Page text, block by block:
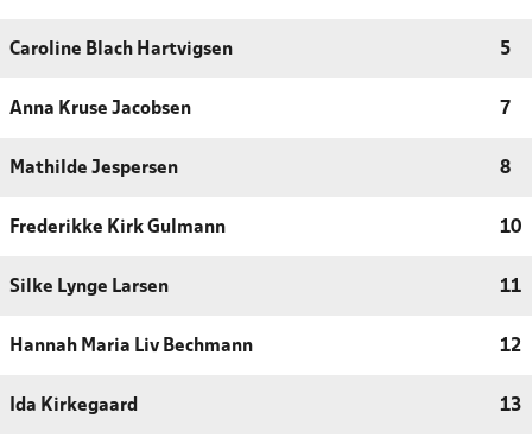
Caroline Blach Hartvigsen 5
Anna Kruse Jacobsen 7
Mathilde Jespersen 8
Frederikke Kirk Gulmann 10
Silke Lynge Larsen 11
Hannah Maria Liv Bechmann 12
Ida Kirkegaard 13